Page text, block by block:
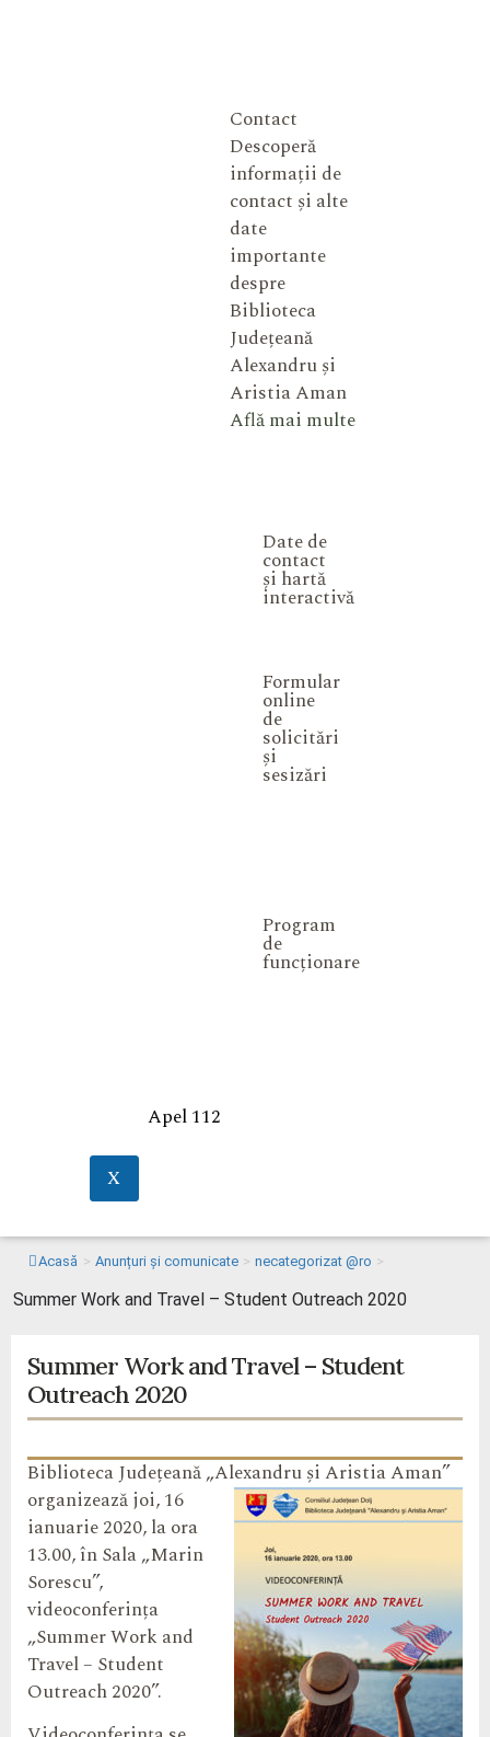
Contact
Descoperă
informații de
contact și alte
date
importante
despre
Biblioteca
Județeană
Alexandru și
Aristia Aman
Află mai multe
Date de
contact
și hartă
interactivă
Formular
online
de
solicitări
și
sesizări
Program
de
funcționare
Apel 112
X
Acasă > Anunțuri și comunicate > necategorizat @ro >
Summer Work and Travel – Student Outreach 2020
Summer Work and Travel – Student
Outreach 2020
Biblioteca Județeană „Alexandru și AristiaAman”
organizează joi, 16
ianuarie 2020, la ora
13.00, în Sala „Marin
Sorescu”,
videoconferința
„Summer Work and
Travel – Student
Outreach 2020”.